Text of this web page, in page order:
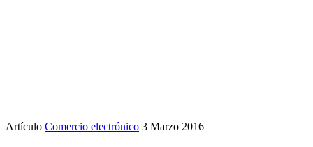
Artículo Comercio electrónico 3 Marzo 2016